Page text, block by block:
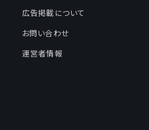
広告掲載について
お問い合わせ
運営者情報